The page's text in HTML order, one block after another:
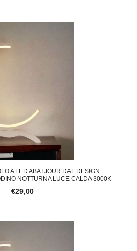
A LED ABATJOUR DAL DESIGN
NOTTURNA LUCE CALDA 3000K
€29,00